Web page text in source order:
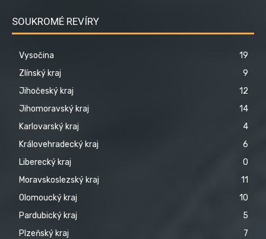
SOUKROMÉ REVÍRY
Vysočina
19
Zlínský kraj
9
Jihočeský kraj
12
Jihomoravský kraj
14
Karlovarský kraj
4
Královehradecký kraj
6
Liberecký kraj
0
Moravskoslezský kraj
11
Olomoucký kraj
10
Pardubický kraj
5
Plzeňský kraj
7